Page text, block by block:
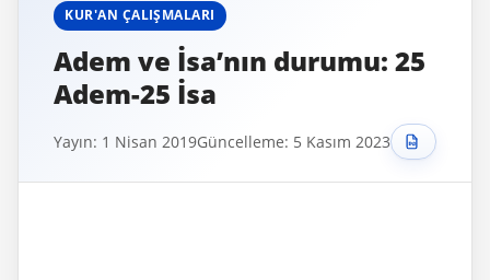
KUR'AN ÇALIŞMALARI
Adem ve İsa’nın durumu: 25
Adem-25 İsa
Yayın: 1 Nisan 2019Güncelleme: 5 Kasım 2023